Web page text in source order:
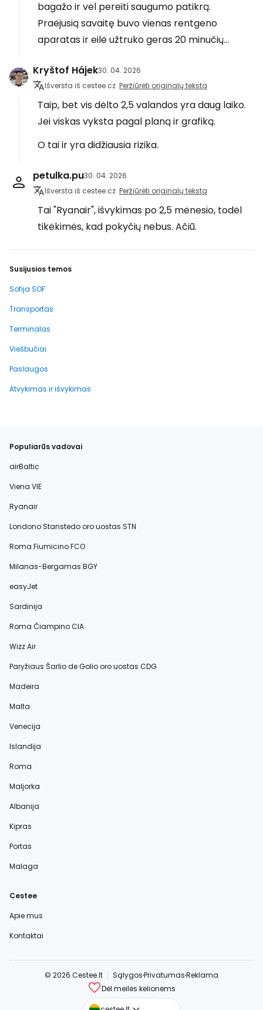
bagažo ir vėl pereiti saugumo patikrą.
Praėjusią savaitę buvo vienas rentgeno
aparatas ir eilė užtruko geras 20 minučių...
Kryštof Hájek30. 04. 2026
Išversta iš cestee.cz Peržiūrėti originalų tekstą
Taip, bet vis dėlto 2,5 valandos yra daug laiko.
Jei viskas vyksta pagal planą ir grafiką.
O tai ir yra didžiausia rizika.
petulka.pu30. 04. 2026
Išversta iš cestee.cz Peržiūrėti originalų tekstą
Tai "Ryanair", išvykimas po 2,5 mėnesio, todėl
tikėkimės, kad pokyčių nebus. Ačiū.
Susijusios temos
Sofija SOF
Transportas
Terminalas
Viešbučiai
Paslaugos
Atvykimas ir išvykimas
Populiarūs vadovai
airBaltic
Viena VIE
Ryanair
Londono Stanstedo oro uostas STN
Roma Fiumicino FCO
Milanas-Bergamas BGY
easyJet
Sardinija
Roma Čiampino CIA
Wizz Air
Paryžiaus Šarlio de Golio oro uostas CDG
Madeira
Malta
Venecija
Islandija
Roma
Maljorka
Albanija
Kipras
Portas
Malaga
Cestee
Apie mus
Kontaktai
© 2026 Cestee.lt SąlygosPrivatumasReklama
Dėl meilės kelionėms
cestee.com